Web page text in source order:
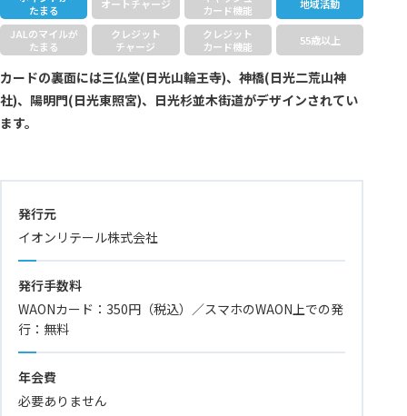
たまる
オートチャージ
カード機能
地域活動
JALのマイルが
たまる
クレジット
チャージ
クレジット
カード機能
55歳以上
カードの裏面には三仏堂(日光山輪王寺)、神橋(日光二荒山神
社)、陽明門(日光東照宮)、日光杉並木街道がデザインされてい
ます。
発行元
イオンリテール株式会社
発行手数料
WAONカード：350円（税込）／スマホのWAON上での発
行：無料
年会費
必要ありません